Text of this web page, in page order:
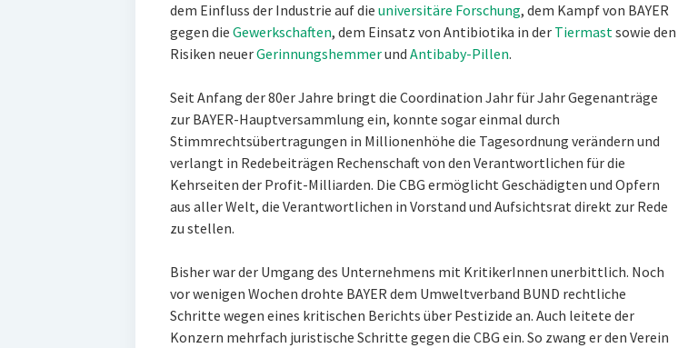
dem Einfluss der Industrie auf die universitäre Forschung, dem Kampf von BAYER
gegen die Gewerkschaften, dem Einsatz von Antibiotika in der Tiermastsowie den
Risiken neuerGerinnungshemmerund Antibaby-Pillen.
Seit Anfang der 80er Jahre bringt die Coordination Jahr für Jahr Gegenanträge
zur BAYER-Hauptversammlung ein, konnte sogar einmal durch
Stimmrechtsübertragungen in Millionenhöhe die Tagesordnung verändern und
verlangt in Redebeiträgen Rechenschaft von den Verantwortlichen für die
Kehrseiten der Profit-Milliarden. Die CBG ermöglicht Geschädigten und Opfern
aus aller Welt, die Verantwortlichen in Vorstand und Aufsichtsrat direkt zur Rede
zu stellen.
Bisher war der Umgang des Unternehmens mit KritikerInnen unerbittlich. Noch
vor wenigen Wochen drohte BAYER dem Umweltverband BUND rechtliche
Schritte wegen eines kritischen Berichts über Pestizide an. Auch leitete der
Konzern mehrfach juristische Schritte gegen die CBG ein. So zwang er den Verein